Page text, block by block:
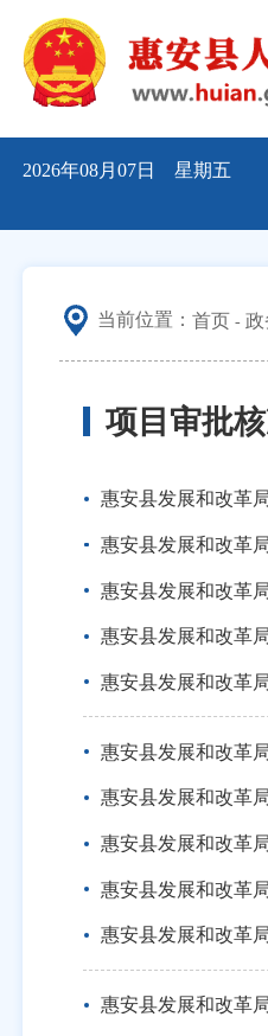
2026年08月07日 星期五
当前位置： 首页 政
项目审批
惠安县发展和改革
惠安县发展和改革
惠安县发展和改革
惠安县发展和改革
惠安县发展和改革
惠安县发展和改革
惠安县发展和改革
惠安县发展和改革
惠安县发展和改革
惠安县发展和改革
惠安县发展和改革